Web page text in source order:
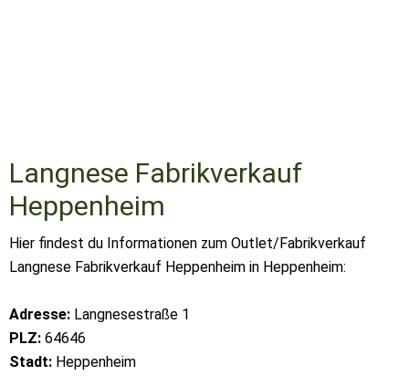
Langnese Fabrikverkauf
Heppenheim
Hier findest du Informationen zum Outlet/Fabrikverkauf
Langnese Fabrikverkauf Heppenheim in Heppenheim:
Adresse: Langnesestraße 1
PLZ: 64646
Stadt: Heppenheim